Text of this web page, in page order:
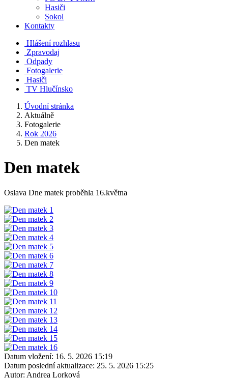
Hasiči
Sokol
Kontakty
Hlášení rozhlasu
Zpravodaj
Odpady
Fotogalerie
Hasiči
TV Hlučínsko
Úvodní stránka
Aktuálně
Fotogalerie
Rok 2026
Den matek
Den matek
Oslava Dne matek proběhla 16.května
Datum vložení: 16. 5. 2026 15:19
Datum poslední aktualizace: 25. 5. 2026 15:25
Autor: Andrea Lorková